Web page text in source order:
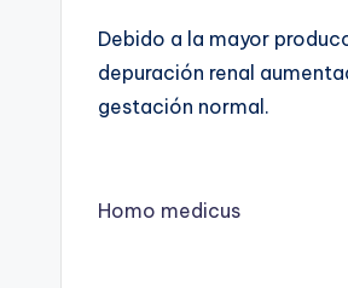
Debido a la mayor
depuración renal
gestación normal.
Homo medicus